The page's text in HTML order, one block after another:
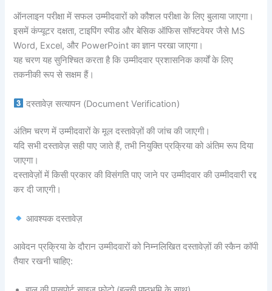
ऑनलाइन परीक्षा में सफल उम्मीदवारों को कौशल परीक्षा के लिए बुलाया जाएगा।
इसमें कंप्यूटर दक्षता, टाइपिंग स्पीड और बेसिक ऑफिस सॉफ्टवेयर जैसे MS
Word, Excel, और PowerPoint का ज्ञान परखा जाएगा।
यह चरण यह सुनिश्चित करता है कि उम्मीदवार प्रशासनिक कार्यों के लिए
तकनीकी रूप से सक्षम हैं।
दस्तावेज़ सत्यापन (Document Verification)
अंतिम चरण में उम्मीदवारों के मूल दस्तावेज़ों की जांच की जाएगी।
यदि सभी दस्तावेज़ सही पाए जाते हैं, तभी नियुक्ति प्रक्रिया को अंतिम रूप दिया
जाएगा।
दस्तावेज़ों में किसी प्रकार की विसंगति पाए जाने पर उम्मीदवार की उम्मीदवारी रद्द
कर दी जाएगी।
आवश्यक दस्तावेज़
आवेदन प्रक्रिया के दौरान उम्मीदवारों को निम्नलिखित दस्तावेज़ों की स्कैन कॉपी
तैयार रखनी चाहिए: